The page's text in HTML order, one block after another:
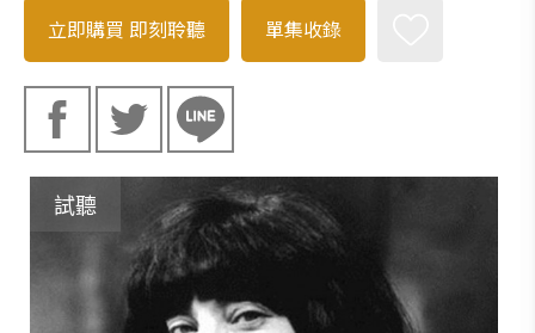
立即購買 即刻聆聽 單集收錄